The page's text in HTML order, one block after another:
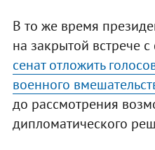
В то же время
на закрытой встрече
сенат отложить
военного
до рассмотрения
дипломатического